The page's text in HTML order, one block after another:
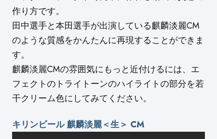
作り方です。
田中選手と本田選手が出演している麒麟淡麗CM
のような質感をかんたんに再現することができま
す。
麒麟淡麗CMの雰囲気にもっと近付けるには、エ
フェクトのトライトーンのハイライトの部分を若
干クリーム色にしてみてください。
キリンビール 麒麟淡麗＜生＞ CM